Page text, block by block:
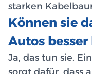
starken
Können sie
Autos besser
Ja, das tun sie.